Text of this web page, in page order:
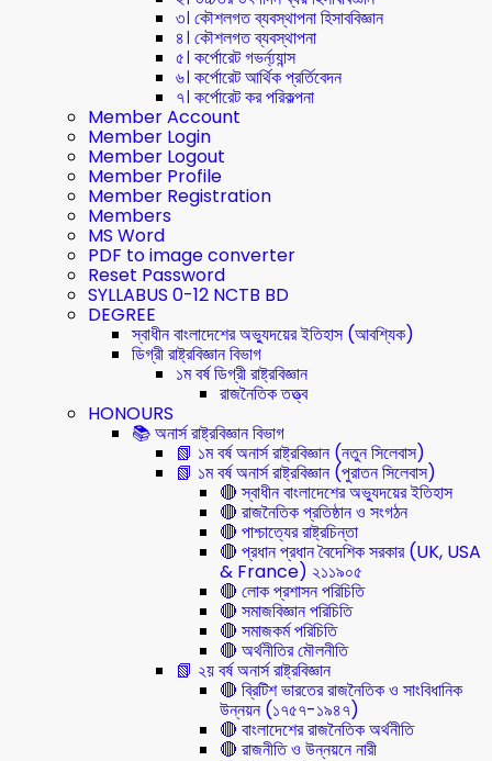
৩। কৌশলগত ব্যবস্থাপনা হিসাববিজ্ঞান
৪। কৌশলগত ব্যবস্থাপনা
৫। কর্পোরেট গভর্ন্য্যান্স
৬। কর্পোরেট আর্থিক প্রর্তিবেদন
৭। কর্পোরেট কর পরিকল্পনা
Member Account
Member Login
Member Logout
Member Profile
Member Registration
Members
MS Word
PDF to image converter
Reset Password
SYLLABUS 0-12 NCTB BD
DEGREE
স্বাধীন বাংলাদেশের অভ্যুদয়ের ইতিহাস (আবশ্যিক)
ডিগ্রী রাষ্ট্রবিজ্ঞান বিভাগ
১ম বর্ষ ডিগ্রী রাষ্ট্রবিজ্ঞান
রাজনৈতিক তত্ত্ব
HONOURS
📚 অনার্স রাষ্ট্রবিজ্ঞান বিভাগ
📗 ১ম বর্ষ অনার্স রাষ্ট্রবিজ্ঞান (নতুন সিলেবাস)
📗 ১ম বর্ষ অনার্স রাষ্ট্রবিজ্ঞান (পুরাতন সিলেবাস)
🔴 স্বাধীন বাংলাদেশের অভ্যুদয়ের ইতিহাস
🔴 রাজনৈতিক প্রতিষ্ঠান ও সংগঠন
🔴 পাশ্চাত্যের রাষ্ট্রচিন্তা
🔴 প্রধান প্রধান বৈদেশিক সরকার (UK, USA
& France) ২১১৯০৫
🔴 লোক প্রশাসন পরিচিতি
🔴 সমাজবিজ্ঞান পরিচিতি
🔴 সমাজকর্ম পরিচিতি
🔴 অর্থনীতির মৌলনীতি
📗 ২য় বর্ষ অনার্স রাষ্ট্রবিজ্ঞান
🔴 ব্রিটিশ ভারতের রাজনৈতিক ও সাংবিধানিক
উন্নয়ন (১৭৫৭-১৯৪৭)
🔴 বাংলাদেশের রাজনৈতিক অর্থনীতি
🔴 রাজনীতি ও উন্নয়নে নারী